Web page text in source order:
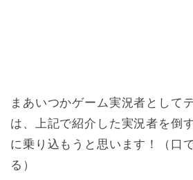
まあいつかゲーム実況者として
は、上記で紹介した実況者を倒
に乗り込もうと思います！（口
る）